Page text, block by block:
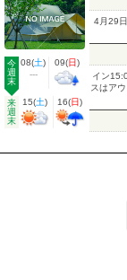
今
週
末
08(土)
---
09(日)
来
週
末
15(土) 16(日)
4月29
イン
スはア